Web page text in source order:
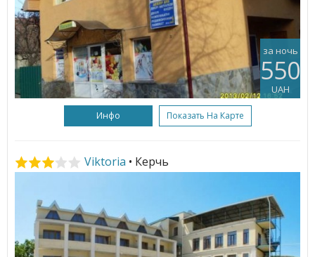
за ночь
550
UAH
Инфо Показать На Карте
Viktoria • Керчь